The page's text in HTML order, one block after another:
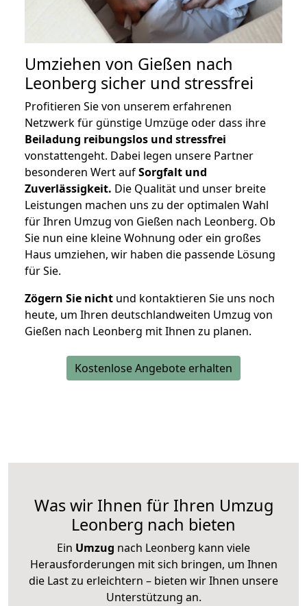
Umziehen von Gießen nach
Leonberg sicher und stressfrei
Profitieren Sie von unserem erfahrenen
Netzwerk für günstige Umzüge oder dass ihre
Beiladung reibungslos und stressfrei
vonstattengeht. Dabei legen unsere Partner
besonderen Wert aufSorgfalt und
Zuverlässigkeit. Die Qualität und unser breite
Leistungen machen uns zu der optimalen Wahl
für Ihren Umzug von Gießen nach Leonberg. Ob
Sie nun eine kleine Wohnung oder ein großes
Haus umziehen, wir haben die passende Lösung
für Sie.
Zögern Sie nicht und kontaktieren Sie uns noch
heute, um Ihren deutschlandweiten Umzug von
Gießen nach Leonberg mit Ihnen zu planen.
Kostenlose Angebote erhalten
Was wir Ihnen für Ihren Umzug
Leonberg nach bieten
Ein Umzug nach Leonberg kann viele
Herausforderungen mit sich bringen, um Ihnen
die Last zu erleichtern – bieten wir Ihnen unsere
Unterstützung an.